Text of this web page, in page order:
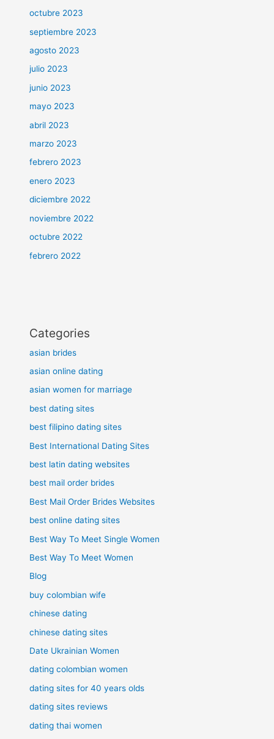
octubre 2023
septiembre 2023
agosto 2023
julio 2023
junio 2023
mayo 2023
abril 2023
marzo 2023
febrero 2023
enero 2023
diciembre 2022
noviembre 2022
octubre 2022
febrero 2022
Categories
asian brides
asian online dating
asian women for marriage
best dating sites
best filipino dating sites
Best International Dating Sites
best latin dating websites
best mail order brides
Best Mail Order Brides Websites
best online dating sites
Best Way To Meet Single Women
Best Way To Meet Women
Blog
buy colombian wife
chinese dating
chinese dating sites
Date Ukrainian Women
dating colombian women
dating sites for 40 years olds
dating sites reviews
dating thai women